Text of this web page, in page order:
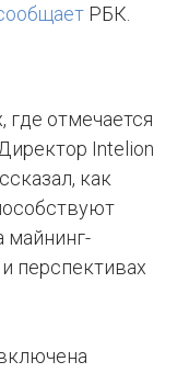
РБК.
где отмечается
Intelion
как
майнинг-
перспективах